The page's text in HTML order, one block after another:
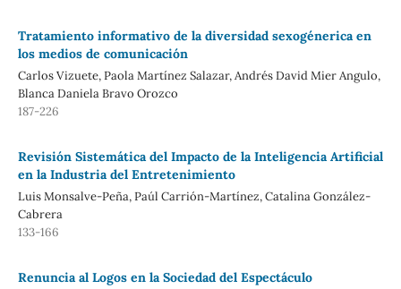
Tratamiento informativo de la diversidad sexogénerica en
los medios de comunicación
Carlos Vizuete, Paola Martínez Salazar, Andrés David Mier Angulo,
Blanca Daniela Bravo Orozco
187-226
Revisión Sistemática del Impacto de la Inteligencia Artificial
en la Industria del Entretenimiento
Luis Monsalve-Peña, Paúl Carrión-Martínez, Catalina González-
Cabrera
133-166
Renuncia al Logos en la Sociedad del Espectáculo